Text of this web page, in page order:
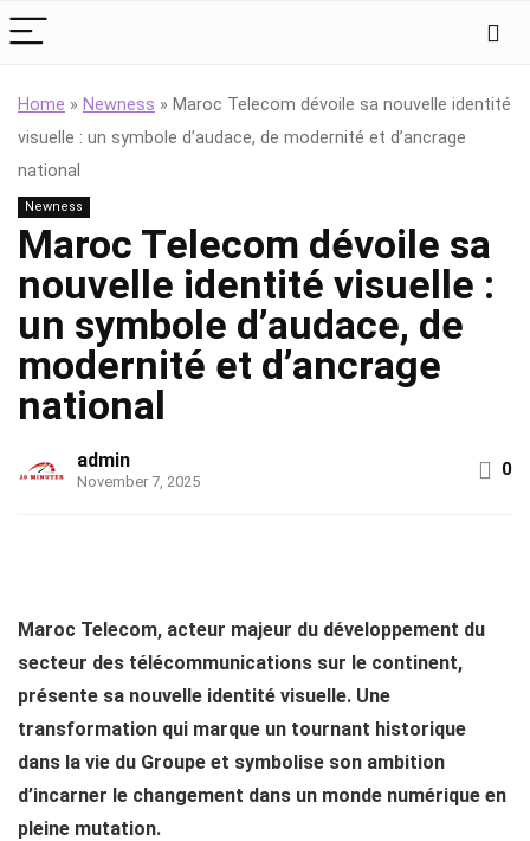
Home » Newness » Maroc Telecom dévoile sa nouvelle identité
visuelle : un symbole d’audace, de modernité et d’ancrage
national
Newness
Maroc Telecom dévoile sa
nouvelle identité visuelle :
un symbole d’audace, de
modernité et d’ancrage
national
admin
November 7, 2025
0
Maroc Telecom, acteur majeur du développement du
secteur des télécommunications sur le continent,
présente sa nouvelle identité visuelle. Une
transformation qui marque un tournant historique
dans la vie du Groupe et symbolise son ambition
d’incarner le changement dans un monde numérique en
pleine mutation.